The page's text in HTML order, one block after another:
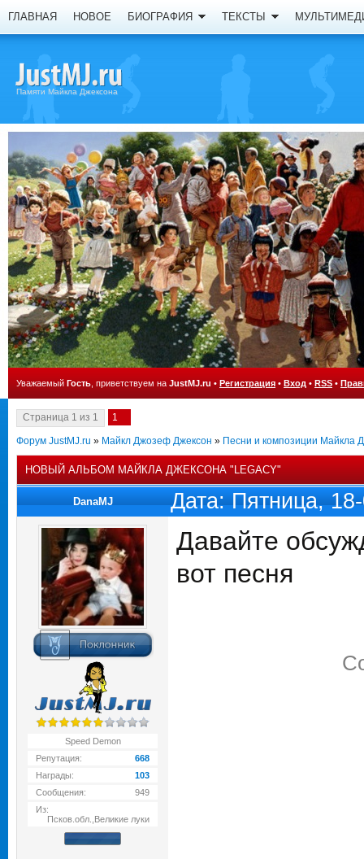
ГЛАВНАЯ НОВОЕ БИОГРАФИЯ ТЕКСТЫ
Памяти Майкла Джексона
Уважаемый Гость , приветствуем на JustMJ.ru • Регистрация • Вход • RSS •
Страница 1 из 1 1
Форум JustMJ.ru » Майкл Джозеф Джексон » Песни и композиции Майкла
НОВЫЙ АЛЬБОМ МАЙКЛА ДЖЕКСОНА "LEGACY"
DanaMJ Дата: Пятница,
Speed Demon
Репутация:
668
Награды:
103
Сообщения:
949
Из:
Псков.обл.,Великие луки
Давайте
вот песня